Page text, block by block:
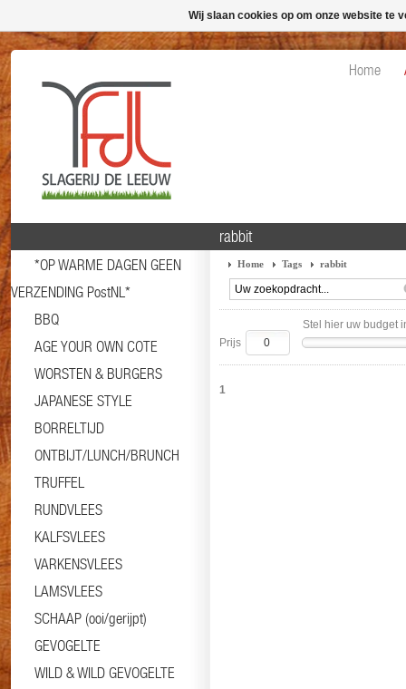
Home
*OP WARME DAGEN GEEN
VERZENDING PostNL*
BBQ
AGE YOUR OWN COTE
WORSTEN & BURGERS
JAPANESE STYLE
BORRELTIJD
ONTBIJT/LUNCH/BRUNCH
TRUFFEL
RUNDVLEES
KALFSVLEES
VARKENSVLEES
LAMSVLEES
SCHAAP (ooi/gerijpt)
GEVOGELTE
WILD & WILD GEVOGELTE
rabbit
Home Tags rabbit
Stel hier uw budget
Prijs
1
Wij slaan cookies op om onze website te